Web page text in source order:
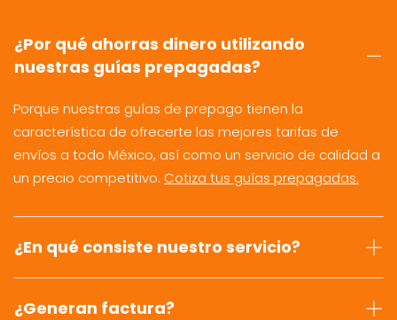
¿Por qué ahorras dinero utilizando
nuestras guías prepagadas?
Porque nuestras guías de prepago tienen la
característica de ofrecerte las mejores tarifas de
envíos a todo México, así como un servicio de calidad a
un precio competitivo. Cotiza tus guías prepagadas.
¿En qué consiste nuestro servicio?
¿Generan factura?